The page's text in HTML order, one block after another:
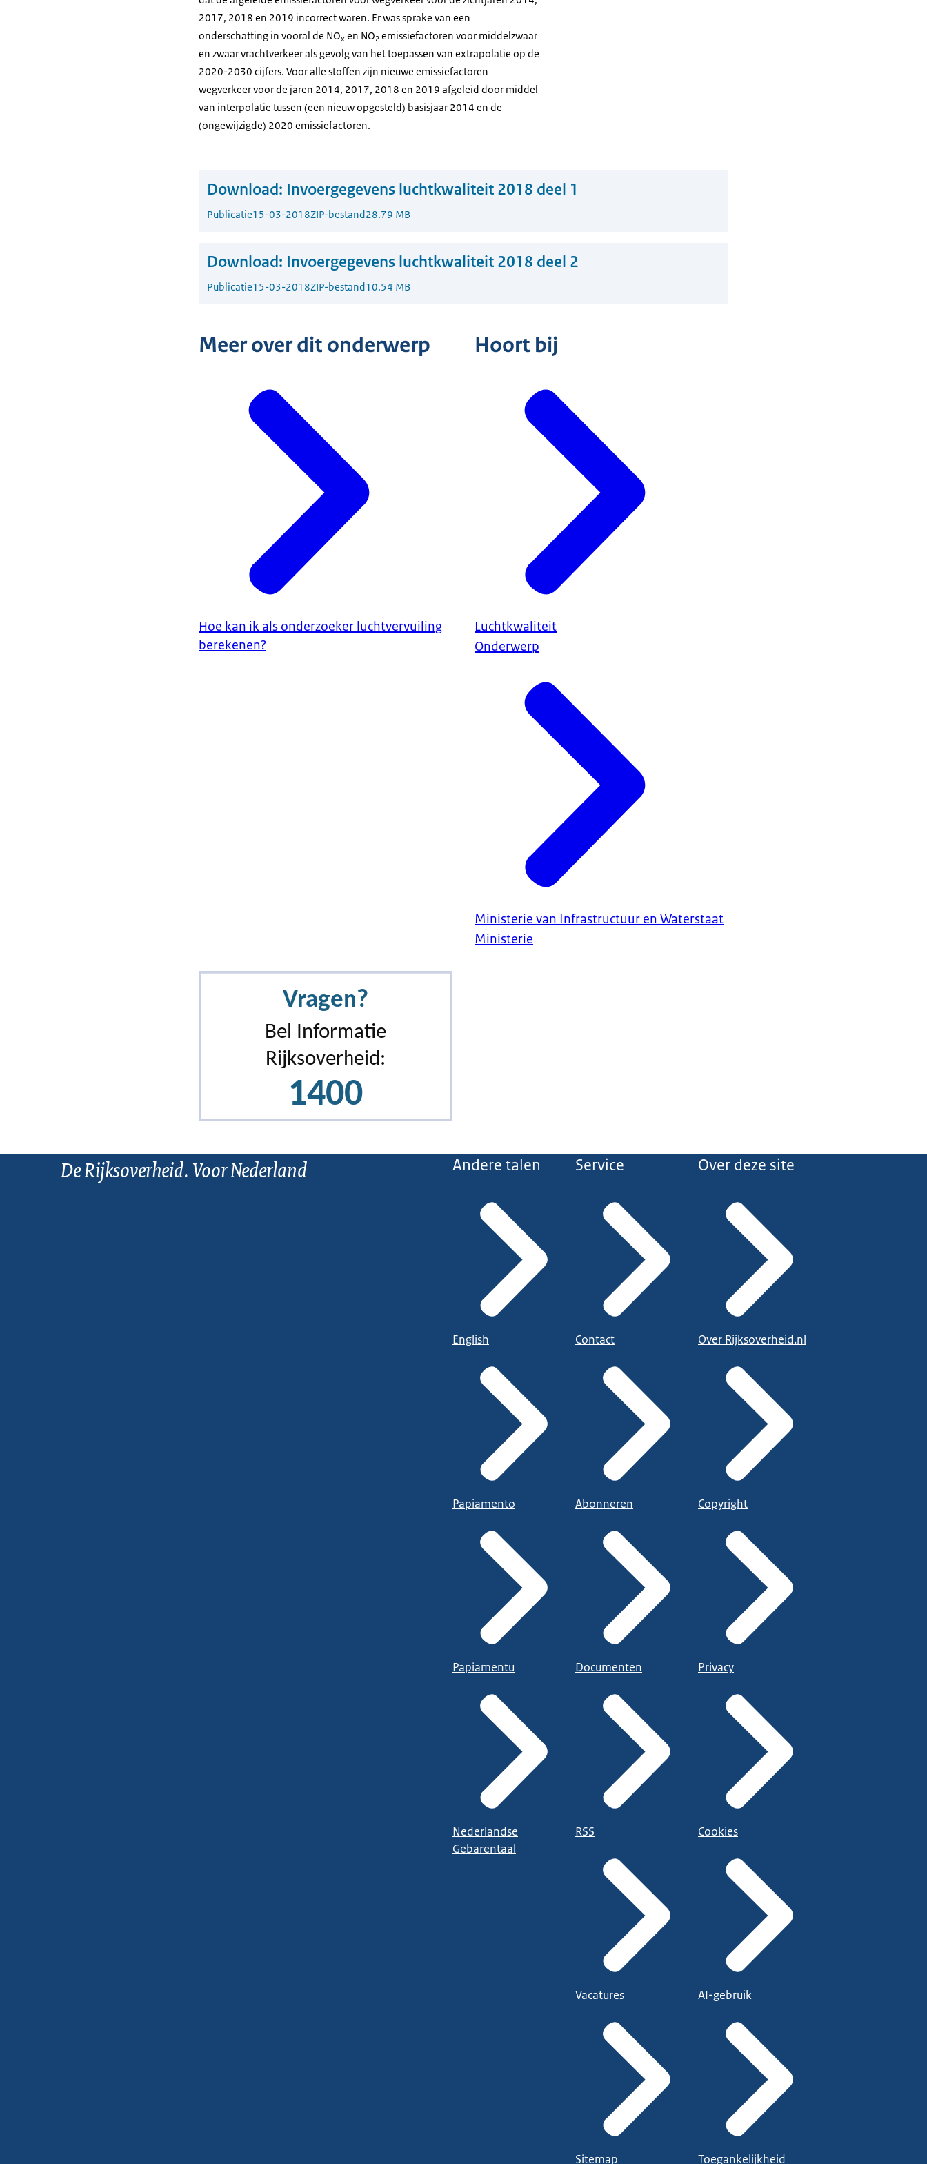
2017, 2018 en 2019 incorrect waren. Er was sprake van een
onderschatting in vooral de NOx en NO2 emissiefactoren voor middelzwaar
en zwaar vrachtverkeer als gevolg van het toepassen van extrapolatie op de
2020-2030 cijfers. Voor alle stoffen zijn nieuwe emissiefactoren
wegverkeer voor de jaren 2014, 2017, 2018 en 2019 afgeleid door middel
van interpolatie tussen (een nieuw opgesteld) basisjaar 2014 en de
(ongewijzigde) 2020 emissiefactoren.
Download: Invoergegevens luchtkwaliteit 2018 deel 1
Publicatie15-03-2018ZIP-bestand28.79 MB
Download: Invoergegevens luchtkwaliteit 2018 deel 2
Publicatie15-03-2018ZIP-bestand10.54 MB
Meer over dit onderwerp
Hoe kan ik als onderzoeker luchtvervuiling
berekenen?
Hoort bij
Luchtkwaliteit
Onderwerp
Ministerie van Infrastructuur en Waterstaat
Ministerie
De Rijksoverheid. Voor Nederland Andere talen
English
Papiamento
Papiamentu
Nederlandse
Gebarentaal
Service
Contact
Abonneren
Documenten
RSS
Vacatures
Sitemap
Over deze site
Over Rijksoverheid.nl
Copyright
Privacy
Cookies
AI-gebruik
Toegankelijkheid